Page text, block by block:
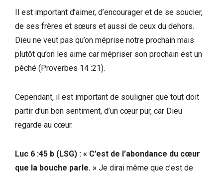
Il est important d’aimer, d’encourager et de se soucier,
de ses frères et sœurs et aussi de ceux du dehors.
Dieu ne veut pas qu’on méprise notre prochain mais
plutôt qu’on les aime car mépriser son prochain est un
péché (Proverbes 14 :21).
Cependant, il est important de souligner que tout doit
partir d’un bon sentiment, d’un cœur pur, car Dieu
regarde au cœur.
Luc 6 :45 b (LSG) : « C’est de l’abondance du cœur
que la bouche parle. » Je dirai même que c’est de